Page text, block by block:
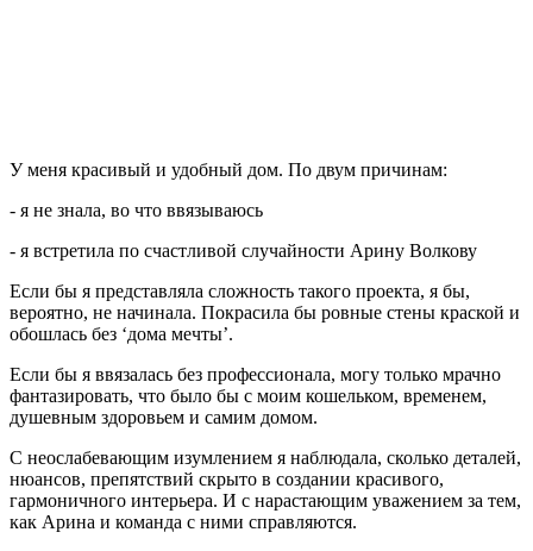
У меня красивый и удобный дом. По двум причинам:
- я не знала, во что ввязываюсь
- я встретила по счастливой случайности Арину Волкову
Если бы я представляла сложность такого проекта, я бы,
вероятно, не начинала. Покрасила бы ровные стены краской и
обошлась без ‘дома мечты’.
Если бы я ввязалась без профессионала, могу только мрачно
фантазировать, что было бы с моим кошельком, временем,
душевным здоровьем и самим домом.
С неослабевающим изумлением я наблюдала, сколько деталей,
нюансов, препятствий скрыто в создании красивого,
гармоничного интерьера. И с нарастающим уважением за тем,
как Арина и команда с ними справляются.